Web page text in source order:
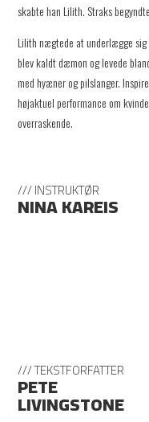
skabte han Lilith. Straks
Lilith nægtede at underlægge sig
blev kaldt dæmon og levede
med hyæner og pilslanger.
højaktuel performance om
overraskende.
/// INSTRUKTØR
NINA KAREIS
/// TEKSTFORFATTER
PETE
LIVINGSTONE